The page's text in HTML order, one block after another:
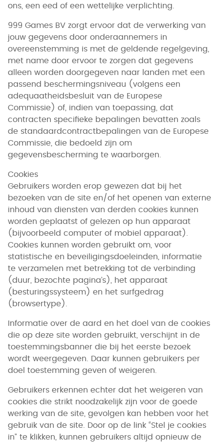
ons, een eed of een wettelijke verplichting.
999 Games BV zorgt ervoor dat de verwerking van
jouw gegevens door onderaannemers in
overeenstemming is met de geldende regelgeving,
met name door ervoor te zorgen dat gegevens
alleen worden doorgegeven naar landen met een
passend beschermingsniveau (volgens een
adequaatheidsbesluit van de Europese
Commissie) of, indien van toepassing, dat
contracten specifieke bepalingen bevatten zoals
de standaardcontractbepalingen van de Europese
Commissie, die bedoeld zijn om
gegevensbescherming te waarborgen.
Cookies
Gebruikers worden erop gewezen dat bij het
bezoeken van de site en/of het openen van externe
inhoud van diensten van derden cookies kunnen
worden geplaatst of gelezen op hun apparaat
(bijvoorbeeld computer of mobiel apparaat).
Cookies kunnen worden gebruikt om, voor
statistische en beveiligingsdoeleinden, informatie
te verzamelen met betrekking tot de verbinding
(duur, bezochte pagina’s), het apparaat
(besturingssysteem) en het surfgedrag
(browsertype).
Informatie over de aard en het doel van de cookies
die op deze site worden gebruikt, verschijnt in de
toestemmingsbanner die bij het eerste bezoek
wordt weergegeven. Daar kunnen gebruikers per
doel toestemming geven of weigeren.
Gebruikers erkennen echter dat het weigeren van
cookies die strikt noodzakelijk zijn voor de goede
werking van de site, gevolgen kan hebben voor het
gebruik van de site. Door op de link “Stel je cookies
in” te klikken, kunnen gebruikers altijd opnieuw de